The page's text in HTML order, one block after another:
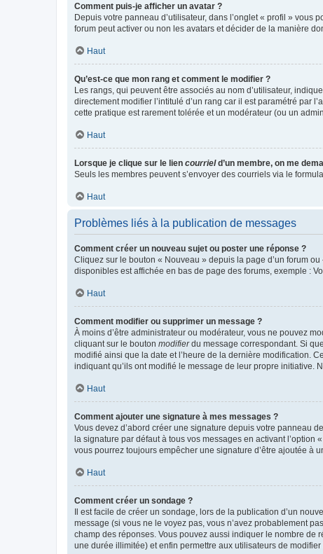
Comment puis-je afficher un avatar ?
Depuis votre panneau d’utilisateur, dans l’onglet « profil » vous
forum peut activer ou non les avatars et décider de la manière
Haut
Qu’est-ce que mon rang et comment le modifier ?
Les rangs, qui peuvent être associés au nom d’utilisateur,
directement modifier l’intitulé d’un rang car il est paramétré par
cette pratique est rarement tolérée et un modérateur (ou un
Haut
Lorsque je clique sur le lien courrield’un membre, on me
Seuls les membres peuvent s’envoyer des courriels via le
Haut
Problèmes liés à la publication de messages
Comment créer un nouveau sujet ou poster une réponse ?
Cliquez sur le bouton « Nouveau » depuis la page d’un forum
disponibles est affichée en bas de page des forums, exemple :
Haut
Comment modifier ou supprimer un message ?
À moins d’être administrateur ou modérateur, vous ne pouvez
cliquant sur le bouton modifierdu message correspondant. Si
modifié ainsi que la date et l’heure de la dernière modification.
indiquant qu’ils ont modifié le message de leur propre initiative.
Haut
Comment ajouter une signature à mes messages ?
Vous devez d’abord créer une signature depuis votre panneau
la signature par défaut à tous vos messages en activant l’option
vous pourrez toujours empêcher une signature d’être ajoutée à
Haut
Comment créer un sondage ?
Il est facile de créer un sondage, lors de la publication d’un
message (si vous ne le voyez pas, vous n’avez probablement
champ des réponses. Vous pouvez aussi indiquer le nombre de
une durée illimitée) et enfin permettre aux utilisateurs de modifier